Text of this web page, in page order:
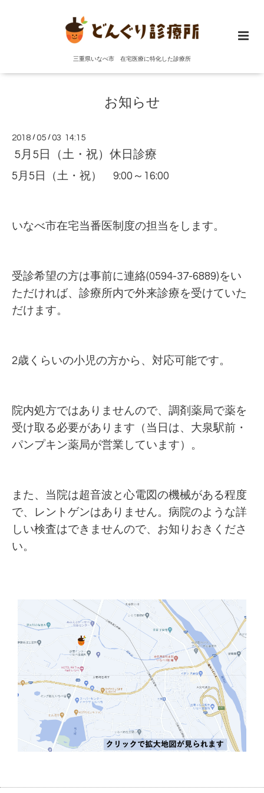
三重県いなべ市 在宅医療に特化した診療所
お知らせ
2018 /05 /03 14:15
5月5日（土・祝）休日診療
5月5日（土・祝） 9:00～16:00
いなべ市在宅当番医制度の担当をします。
受診希望の方は事前に連絡(0594-37-6889)をい
ただければ、診療所内で外来診療を受けていた
だけます。
2歳くらいの小児の方から、対応可能です。
院内処方ではありませんので、調剤薬局で薬を
受け取る必要があります（当日は、大泉駅前・
パンプキン薬局が営業しています）。
また、当院は超音波と心電図の機械がある程度
で、レントゲンはありません。病院のような詳
しい検査はできませんので、お知りおきくださ
い。